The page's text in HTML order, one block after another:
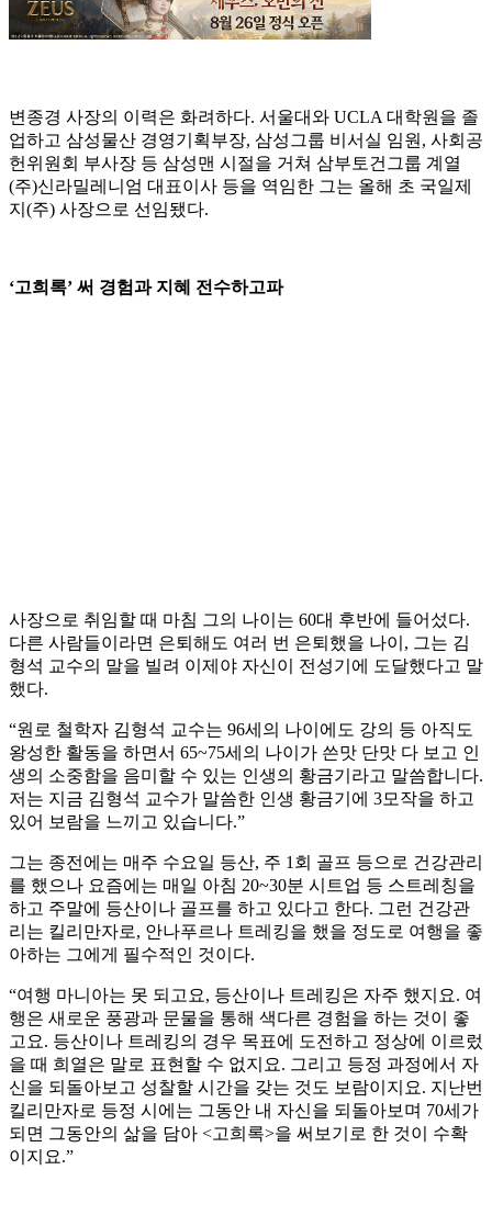
변종경 사장의 이력은 화려하다. 서울대와 UCLA 대학원을 졸
업하고 삼성물산 경영기획부장, 삼성그룹 비서실 임원, 사회공
헌위원회 부사장 등 삼성맨 시절을 거쳐 삼부토건그룹 계열
(주)신라밀레니엄 대표이사 등을 역임한 그는 올해 초 국일제
지(주) 사장으로 선임됐다.
‘고희록’ 써 경험과 지혜 전수하고파
사장으로 취임할 때 마침 그의 나이는 60대 후반에 들어섰다.
다른 사람들이라면 은퇴해도 여러 번 은퇴했을 나이, 그는 김
형석 교수의 말을 빌려 이제야 자신이 전성기에 도달했다고 말
했다.
“원로 철학자 김형석 교수는 96세의 나이에도 강의 등 아직도
왕성한 활동을 하면서 65~75세의 나이가 쓴맛 단맛 다 보고 인
생의 소중함을 음미할 수 있는 인생의 황금기라고 말씀합니다.
저는 지금 김형석 교수가 말씀한 인생 황금기에 3모작을 하고
있어 보람을 느끼고 있습니다.”
그는 종전에는 매주 수요일 등산, 주 1회 골프 등으로 건강관리
를 했으나 요즘에는 매일 아침 20~30분 시트업 등 스트레칭을
하고 주말에 등산이나 골프를 하고 있다고 한다. 그런 건강관
리는 킬리만자로, 안나푸르나 트레킹을 했을 정도로 여행을 좋
아하는 그에게 필수적인 것이다.
“여행 마니아는 못 되고요, 등산이나 트레킹은 자주 했지요. 여
행은 새로운 풍광과 문물을 통해 색다른 경험을 하는 것이 좋
고요. 등산이나 트레킹의 경우 목표에 도전하고 정상에 이르렀
을 때 희열은 말로 표현할 수 없지요. 그리고 등정 과정에서 자
신을 되돌아보고 성찰할 시간을 갖는 것도 보람이지요. 지난번
킬리만자로 등정 시에는 그동안 내 자신을 되돌아보며 70세가
되면 그동안의 삶을 담아 <고희록>을 써보기로 한 것이 수확
이지요.”